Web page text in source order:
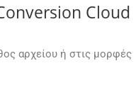
Cloud
αρχείου ή στις μορφές